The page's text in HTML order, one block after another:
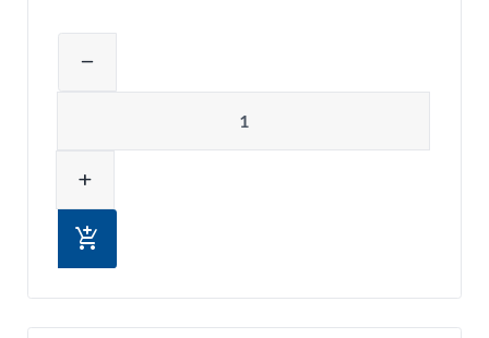
remove
add
add_shopping_cart